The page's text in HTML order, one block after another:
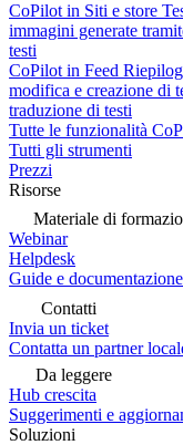
CoPilot in Siti e store
immagini generate
testi
CoPilot in Feed
modifica e creazione di
traduzione di testi
Tutte le funzionalità
Tutti gli strumenti
Prezzi
Risorse
Materiale di
Webinar
Helpdesk
Guide e
Contatti
Invia un ticket
Contatta un partner
Da leggere
Hub crescita
Suggerimenti e
Soluzioni